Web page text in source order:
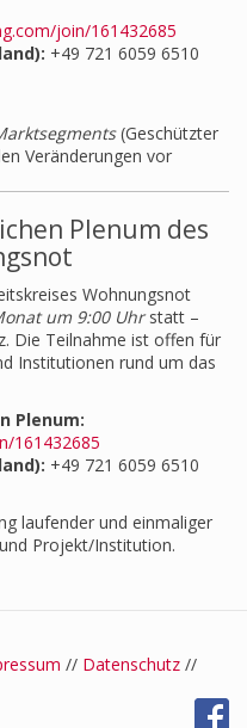
join/161432685
+49 721 6059 6510
(Geschützter
Veränderungen vor
Plenum des
Wohnungsnot
um 9:00 Uhrstatt –
Die Teilnahme ist offen für
Institutionen rund um das
Plenum:
161432685
+49 721 6059 6510
laufender und einmaliger
und Projekt/Institution.
// Datenschutz //